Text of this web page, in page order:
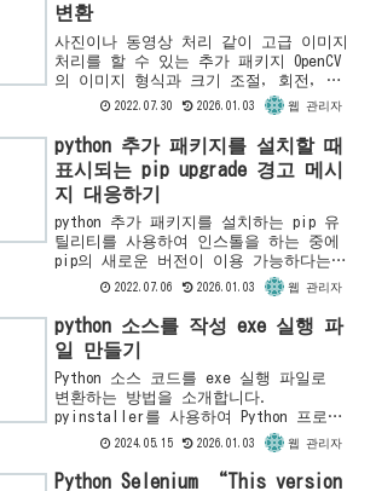
변환
사진이나 동영상 처리 같이 고급 이미지
처리를 할 수 있는 추가 패키지 OpenCV
의 이미지 형식과 크기 조절, 회전, 부
분 자르기와 같은 간단한 작업을 하는
추가 패키지 FIL(Python Imaging
Libra...
2022.07.30 2026.01.03 웹 관리자
python 추가 패키지를 설치할 때
표시되는 pip upgrade 경고 메시
지 대응하기
python 추가 패키지를 설치하는 pip 유
틸리티를 사용하여 인스톨을 하는 중에
pip의 새로운 버전이 이용 가능하다는
메시지와 함께 pip upgrade명령이 표시
2022.07.06 2026.01.03 웹 관리자
python 소스를 작성 exe 실행 파
일 만들기
Python 소스 코드를 exe 실행 파일로
변환하는 방법을 소개합니다.
pyinstaller를 사용하여 Python 프로그
램을 컴파일하고 실행 파일로 배포할 수
2024.05.15 2026.01.03 웹 관리자
Python Selenium “This version